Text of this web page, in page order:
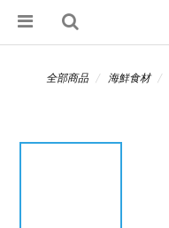
全部商品 海鮮食材